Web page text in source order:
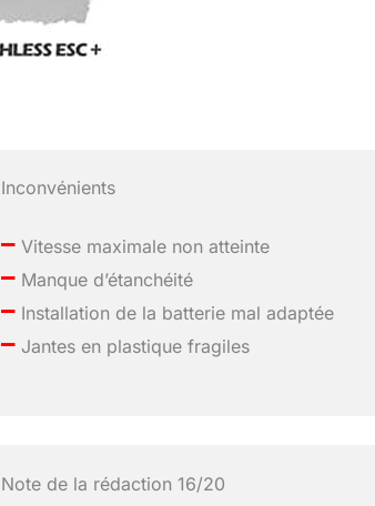
Inconvénients
– Vitesse maximale non atteinte
– Manque d’étanchéité
– Installation de la batterie mal adaptée
– Jantes en plastique fragiles
Note de la rédaction 16/20